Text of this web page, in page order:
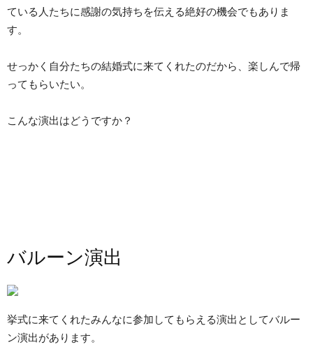
ている人たちに感謝の気持ちを伝える絶好の機会でもありま
す。
せっかく自分たちの結婚式に来てくれたのだから、楽しんで帰
ってもらいたい。
こんな演出はどうですか？
バルーン演出
挙式に来てくれたみんなに参加してもらえる演出としてバルー
ン演出があります。